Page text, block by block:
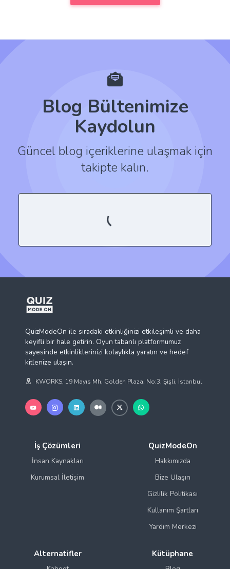
Blog Bültenimize
Kaydolun
Güncel blog içeriklerine ulaşmak için
takipte kalın.
QuizModeOn ile sıradaki etkinliğinizi etkileşimli ve daha
keyifli bir hale getirin. Oyun tabanlı platformumuz
sayesinde etkinliklerinizi kolaylıkla yaratın ve hedef
kitlenize ulaşın.
KWORKS, 19 Mayıs Mh, Golden Plaza, No:3, Şişli, İstanbul
İş Çözümleri
İnsan Kaynakları
Kurumsal İletişim
Alternatifler
QuizModeOn
Hakkımızda
Bize Ulaşın
Gizlilik Politikası
Kullanım Şartları
Yardım Merkezi
Kütüphane